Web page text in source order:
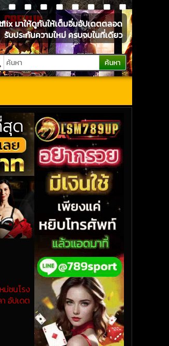
มาให้ดูกันให้เต็มอิ่มอัปเดตตลอด
รับประกันความใหม่ ครบจบในที่เดียว
ค้นหา
ม่ชนโรง
อัปเดต